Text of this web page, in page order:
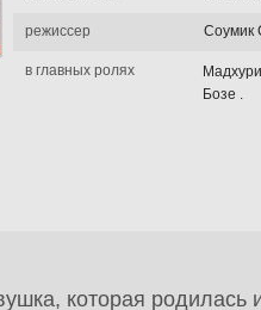
режиссер Соумик
в главных ролях
Бозе .
которая родилась